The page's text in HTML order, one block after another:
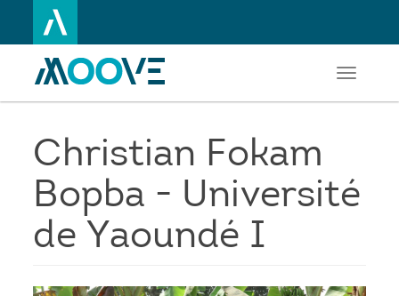
au
principal
Toggle
Christian Fokam
Bopba - Université
de Yaoundé I